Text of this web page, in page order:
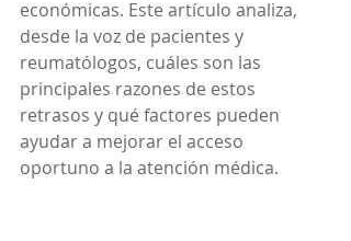
económicas. Este artículo analiza,
desde la voz de pacientes y
reumatólogos, cuáles son las
principales razones de estos
retrasos y qué factores pueden
ayudar a mejorar el acceso
oportuno a la atención médica.